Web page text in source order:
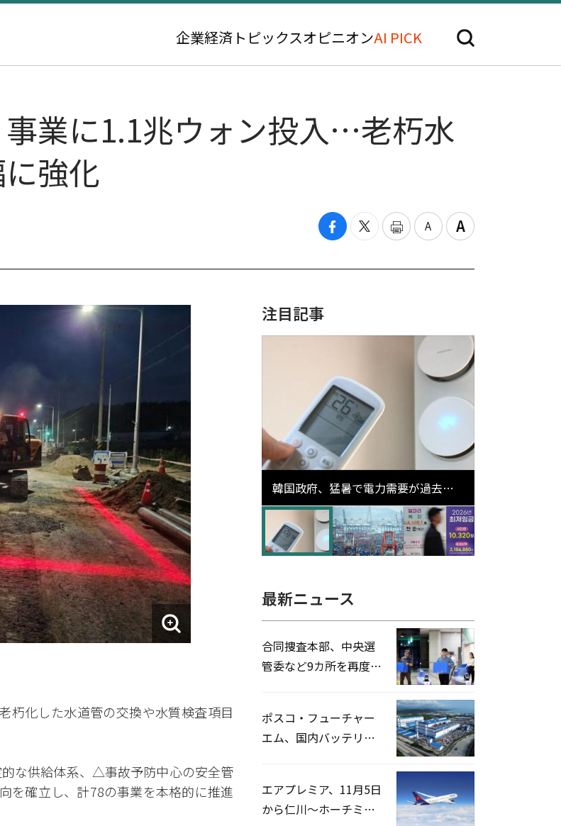
企業経済 トピックスオピニオンAI PICK
業に1.1兆ウォン投入…老朽水
強化
朽化した水道管の交換や水質検査項目
な供給体系、△事故予防中心の安全管
を確立し、計78の事業を本格的に推進
注目記事
韓国政府、猛暑で電力需要が過去最
高更新の可能性に需給対応体制を点
検
最新ニュース
合同捜査本部、中央選
管委など9カ所を再度家
ポスコ・フューチャー
エム、国内バッテリー
エアプレミア、11月5日
から仁川〜ホーチミン